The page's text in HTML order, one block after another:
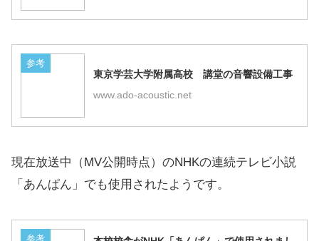
参考
東京学芸大学附属高校 講堂の音響設備工事
www.ado-acoustic.net
現在放送中（MV公開時点）のNHKの連続テレビ小説
「あんぱん」でも使用されたようです。
参考